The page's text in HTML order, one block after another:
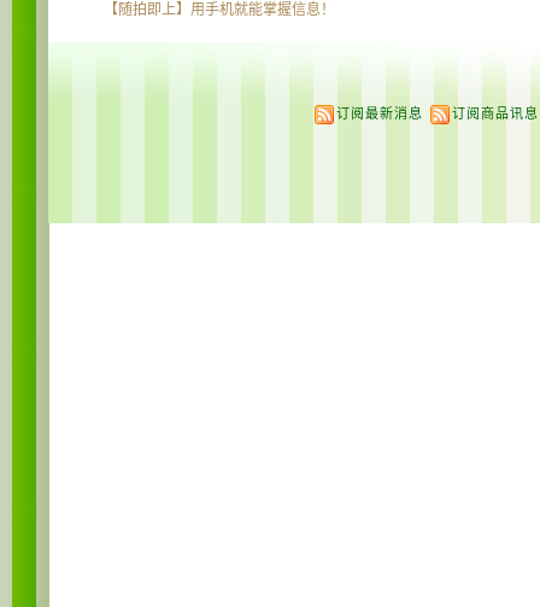
【随拍即上】用手机就能掌握信息！
订阅最新消息 订阅商品讯息